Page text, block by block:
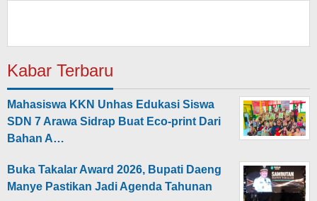
Kabar Terbaru
Mahasiswa KKN Unhas Edukasi Siswa
SDN 7 Arawa Sidrap Buat Eco-print Dari
Bahan A…
Buka Takalar Award 2026, Bupati Daeng
Manye Pastikan Jadi Agenda Tahunan